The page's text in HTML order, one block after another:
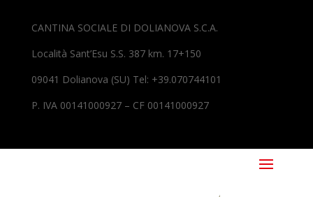
CANTINA SOCIALE DI DOLIANOVA S.C.A.
Località Sant’Esu S.S. 387 km. 17+150
09041 Dolianova (SU) Tel: +39.070744101
P. IVA 00141000927 – CF 00141000927